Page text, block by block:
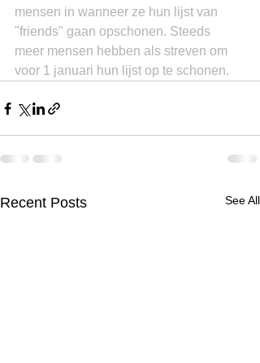
mensen in wanneer ze hun lijst van
"friends" gaan opschonen. Steeds
meer mensen hebben als streven om
voor 1 januari hun lijst op te schonen.
Recent Posts See All